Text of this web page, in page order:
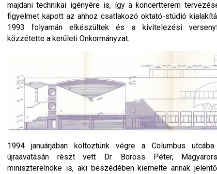
majdani technikai igényére is, így a koncertterem
figyelmet kapott az ahhoz csatlakozó oktató-stúdió
1993 folyamán elkészültek és a kivitelezési
közzétette a kerületi Önkormányzat.
1994 januárjában költöztünk végre a Columbus
újraavatásán részt vett Dr. Boross Péter,
miniszterelnöke is, aki beszédében kiemelte annak